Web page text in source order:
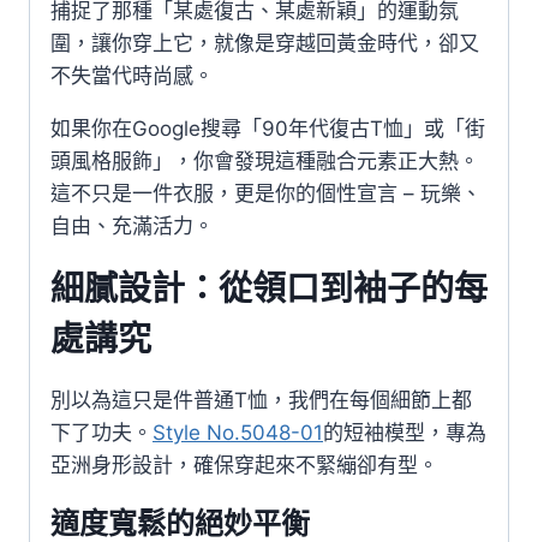
捕捉了那種「某處復古、某處新穎」的運動氛
圍，讓你穿上它，就像是穿越回黃金時代，卻又
不失當代時尚感。
如果你在Google搜尋「90年代復古T恤」或「街
頭風格服飾」，你會發現這種融合元素正大熱。
這不只是一件衣服，更是你的個性宣言 – 玩樂、
自由、充滿活力。
細膩設計：從領口到袖子的每
處講究
別以為這只是件普通T恤，我們在每個細節上都
下了功夫。 Style No.5048-01的短袖模型，專為
亞洲身形設計，確保穿起來不緊繃卻有型。
適度寬鬆的絕妙平衡